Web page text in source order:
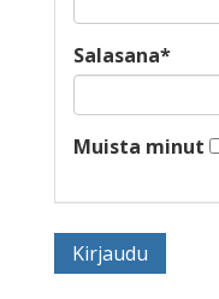
Salasana*
Muista minut